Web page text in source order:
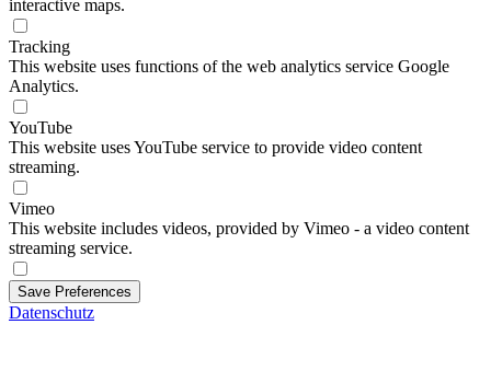
interactive maps.
Tracking
This website uses functions of the web analytics service Google
Analytics.
YouTube
This website uses YouTube service to provide video content
streaming.
Vimeo
This website includes videos, provided by Vimeo - a video content
streaming service.
Save Preferences
Datenschutz